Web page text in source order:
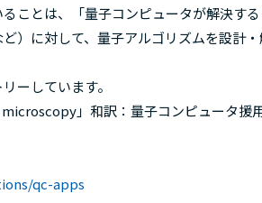
ことは、「量子コンピュータが解決す
）に対して、量子アルゴリズムを設計・
ーしています。
」和訳：量子コンピュータ援
qc-apps